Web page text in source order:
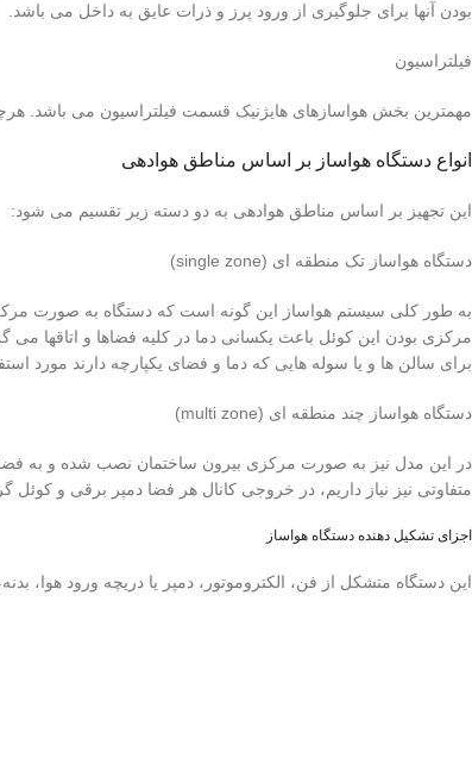
بودن آنها برای جلوگیری از ورود پرز و ذرات عایق به داخل می باشد.
فیلتراسیون
مهمترین بخش هواسازهای هایژنیک قسمت فیلتراسیون می باشد.
انواع دستگاه هواساز بر اساس مناطق هوادهی
این تجهیز بر اساس مناطق هوادهی به دو دسته زیر تقسیم می شود:
دستگاه هواساز تک منطقه ای (single zone)
به طور کلی سیستم هواساز این گونه است که دستگاه به صورت
مرکزی بودن این کوئل باعث یکسانی دما در کلیه فضاها و اتاقها
برای سالن ها و یا سوله هایی که دما و فضای یکپارچه دارند مورد
دستگاه هواساز چند منطقه ای (multi zone)
در این مدل نیز به صورت مرکزی بیرون ساختمان نصب شده و به
متفاوتی نیز نیاز داریم، در خروجی کانال هر فضا دمپر برقی و
اجزای تشکیل دهنده دستگاه هواساز
این دستگاه متشکل از فن، الکتروموتور، دمپر یا دریچه ورود هوا،